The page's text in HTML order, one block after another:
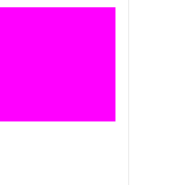
Beeinträchtigung an
Plätze in
Rahmen. Zusätzlich
sowie